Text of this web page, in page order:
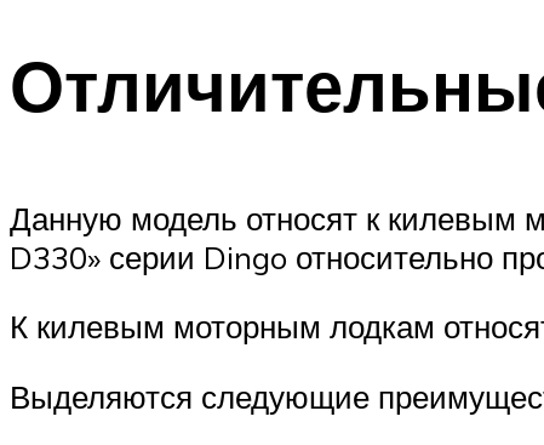
Данную модель относят к килевым
D330» серии Dingo относительно
К килевым моторным лодкам
Выделяются следующие